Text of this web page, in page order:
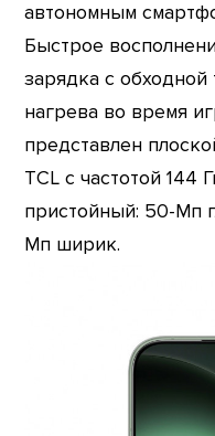
автономным
Быстрое
зарядка с
нагрева во время
представлен
TCL с частотой 144
пристойный: 50-Мп
Мп ширик.